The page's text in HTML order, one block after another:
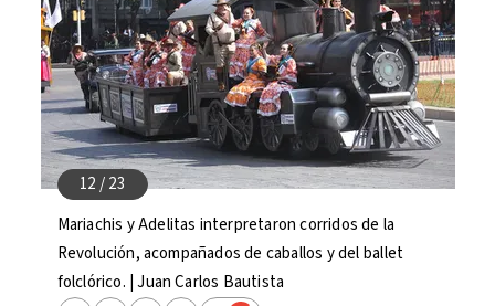
Mariachis y Adelitas interpretaron corridos de la
Revolución, acompañados de caballos y del ballet
folclórico. | Juan Carlos Bautista